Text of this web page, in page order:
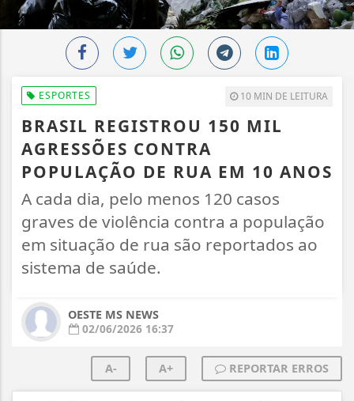
ESPORTES 10 MIN DE LEITURA
BRASIL REGISTROU 150 MIL
AGRESSÕES CONTRA
POPULAÇÃO DE RUA EM 10 ANOS
A cada dia, pelo menos 120 casos
graves de violência contra a população
em situação de rua são reportados ao
sistema de saúde.
OESTE MS NEWS
02/06/2026 16:37
A- A+ REPORTAR ERROS